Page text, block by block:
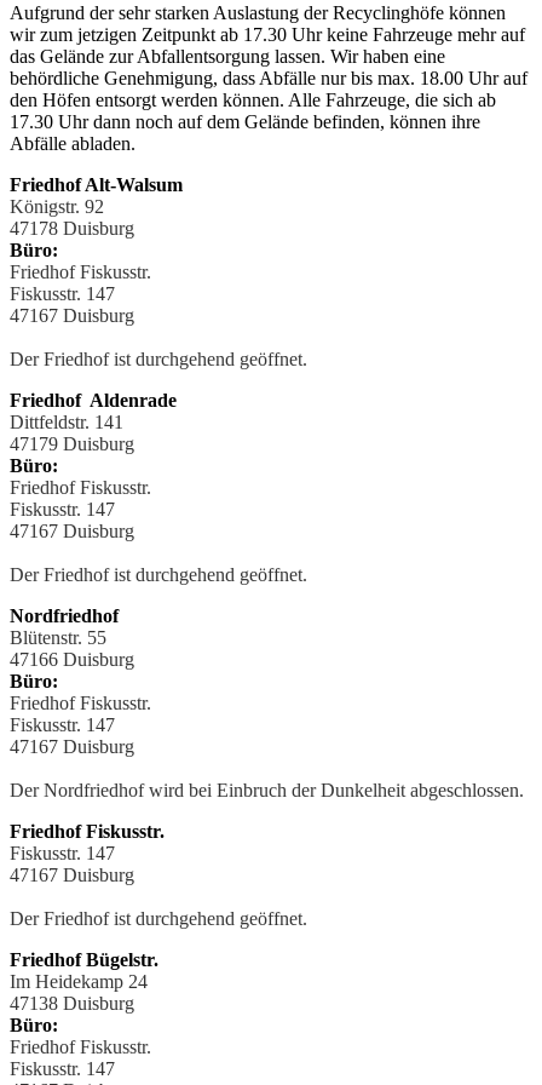
Aufgrund der sehr starken Auslastung der Recyclinghöfe können
wir zum jetzigen Zeitpunkt ab 17.30 Uhr keine Fahrzeuge mehr auf
das Gelände zur Abfallentsorgung lassen. Wir haben eine
behördliche Genehmigung, dass Abfälle nur bis max. 18.00 Uhr auf
den Höfen entsorgt werden können. Alle Fahrzeuge, die sich ab
17.30 Uhr dann noch auf dem Gelände befinden, können ihre
Abfälle abladen.
Friedhof Alt-Walsum
Königstr. 92
47178 Duisburg
Büro:
Friedhof Fiskusstr.
Fiskusstr. 147
47167 Duisburg
Der Friedhof ist durchgehend geöffnet.
Friedhof Aldenrade
Dittfeldstr. 141
47179 Duisburg
Büro:
Friedhof Fiskusstr.
Fiskusstr. 147
47167 Duisburg
Der Friedhof ist durchgehend geöffnet.
Nordfriedhof
Blütenstr. 55
47166 Duisburg
Büro:
Friedhof Fiskusstr.
Fiskusstr. 147
47167 Duisburg
Der Nordfriedhof wird bei Einbruch der Dunkelheit abgeschlossen.
Friedhof Fiskusstr.
Fiskusstr. 147
47167 Duisburg
Der Friedhof ist durchgehend geöffnet.
Friedhof Bügelstr.
Im Heidekamp 24
47138 Duisburg
Büro:
Friedhof Fiskusstr.
Fiskusstr. 147